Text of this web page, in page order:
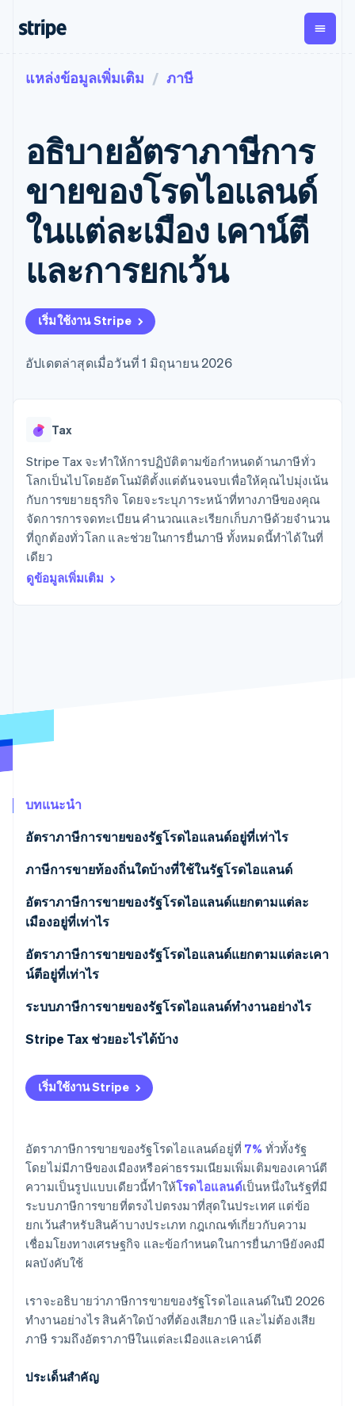
การชำระเงิน
การชำระเงิน
ออนไลน์
Payment links
การชำระเงิน
แบบไม่ต้อง
เขียนโค้ด
Checkout
UI การชำระ
Elements
องค์ประกอบ UI
วิธีการชำระ
เงิน
มากกว่า 125
Authorization
ยกระดับการ
ชำระเงิน
Link
รวดเร็วขึ้น
รายรับ
รายรับตาม
แบบแผนล่วง
หน้า
Metronome
การเรียกเก็บ
เงินตามการ
ใช้งาน
การชำระเงิน
ตามรอบบิล
การจัดการ
การชำระเงิน
ตามรอบบิล
Invoicing
ตามแบบแผน
ล่วงหน้า
Tax
ขายและ VAT
อัตโนมัติ
Revenue
ทำบัญชี
Sigma
รายงานที่
ออกแบบเอง
Data
Pipeline
การซิงค์
Global
เบิกจ่าย
บุคคลที่
สาม
การชำ
เงินสำ
Atlas
Climate
ดูว่า Stripe กำลังสร้างโครงสร้างพื้นฐานระบบเศรษฐกิจสำหรับ
รับชมเลย
ตามขั้น
ตามกรณีใช้งาน
การค้าแบบใช้เอเจนต์
อีคอมเมิร์ซ
บริการทางการเงินที่ผสาน
รวมในตัว
การทำงานอัตโนมัติด้าน
ธุรกิจทั่วโลก
การชำระเงินในแอป
มาร์เก็ตเพลส
การจัดการเงิน
แพลตฟอร์ม
บริษัท AI
แวดวงครีเอเตอร์
เกม
การบริการ การเดินทาง
และสันทนาการ
องค์กรไม่แสวงผลกำไร
ภาครัฐ
เอกสารประกอบ
ไลบรารีและ SDK
Stripe Apps
คู่มือ
รับการชำระเงินออนไลน์
ติดตั้งใช้งานการชำระเงิน
สำเร็จรูป
มาร์เก็ตเพลส
จัดการการชำระเงินตาม
รอบบิล
เสนอการเรียกเก็บเงินตาม
การใช้งาน
แหล่งข้อมูล
การเชื่อมต่อการทำงาน
แอป
สถานะ API
เรียนรู้
คู่มือ
การสนับสนุน
รับการสนับสนุน
แพ็กเกจการสนับสนุนที่ได้
รับการจัดการ
บริการเฉพาะทาง
การติดต่อ
ติดต่อฝ่ายขาย
แหล่งข้อมูลเพิ่มเติม ภาษี
อธิบายอัตราภาษีการ
ขายของโรดไอแลนด์
ในแต่ละเมือง เคาน์ตี
และการยกเว้น
เริ่มใช้งาน Stripe
อัปเดตล่าสุดเมื่อวันที่ 1 มิถุนายน 2026
Tax
Stripe Tax จะทำให้การปฏิบัติตามข้อกำหนดด้านภาษีทั่ว
โลกเป็นไปโดยอัตโนมัติตั้งแต่ต้นจนจบเพื่อให้คุณไปมุ่งเน้น
กับการขยายธุรกิจ โดยจะระบุภาระหน้าที่ทางภาษีของคุณ
จัดการการจดทะเบียน คำนวณและเรียกเก็บภาษีด้วยจำนวน
ที่ถูกต้องทั่วโลก และช่วยในการยื่นภาษี ทั้งหมดนี้ทำได้ในที่
เดียว
ดูข้อมูลเพิ่มเติม
บทแนะนำ
อัตราภาษีการขายของรัฐโรดไอแลนด์อยู่ที่เท่าไร
ภาษีการขายท้องถิ่นใดบ้างที่ใช้ในรัฐโรดไอแลนด์
ช่วงอัตราภาษีการขายของรัฐโรดไอแลนด์ในปี 2026
อัตราภาษีการขายของรัฐโรดไอแลนด์แยกตามแต่ละ
เมืองอยู่ที่เท่าไร
อัตราภาษีการขายของรัฐโรดไอแลนด์แยกตามแต่ละเคา
น์ตีอยู่ที่เท่าไร
ระบบภาษีการขายของรัฐโรดไอแลนด์ทำงานอย่างไร
ความเชื่อมโยง
การเสียภาษี
การยื่นภาษีและการปฏิบัติตามข้อกำหนด
Stripe Tax ช่วยอะไรได้บ้าง
เริ่มใช้งาน Stripe
อัตราภาษีการขายของรัฐโรดไอแลนด์อยู่ที่ 7% ทั่วทั้งรัฐ
โดยไม่มีภาษีของเมืองหรือค่าธรรมเนียมเพิ่มเติมของเคาน์ตี
ความเป็นรูปแบบเดียวนี้ทำให้โรดไอแลนด์เป็นหนึ่งในรัฐที่มี
ระบบภาษีการขายที่ตรงไปตรงมาที่สุดในประเทศ แต่ข้อ
ยกเว้นสำหรับสินค้าบางประเภท กฎเกณฑ์เกี่ยวกับความ
เชื่อมโยงทางเศรษฐกิจ และข้อกำหนดในการยื่นภาษียังคงมี
ผลบังคับใช้
เราจะอธิบายว่าภาษีการขายของรัฐโรดไอแลนด์ในปี 2026
ทำงานอย่างไร สินค้าใดบ้างที่ต้องเสียภาษี และไม่ต้องเสีย
ภาษี รวมถึงอัตราภาษีในแต่ละเมืองและเคาน์ตี
ประเด็นสำคัญ